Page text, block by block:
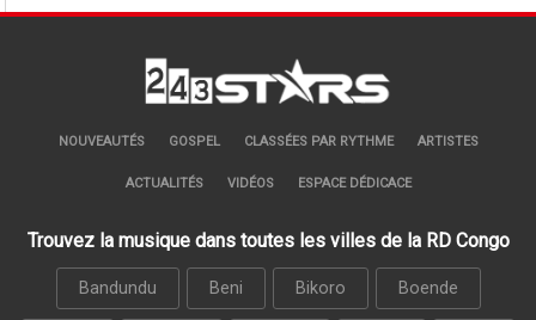
NOUVEAUTÉS GOSPEL CLASSÉES PAR RYTHME ARTISTES
ACTUALITÉS VIDÉOS ESPACE DÉDICACE
Trouvez la musique dans toutes les villes de la RD Congo
Bandundu Beni Bikoro Boende